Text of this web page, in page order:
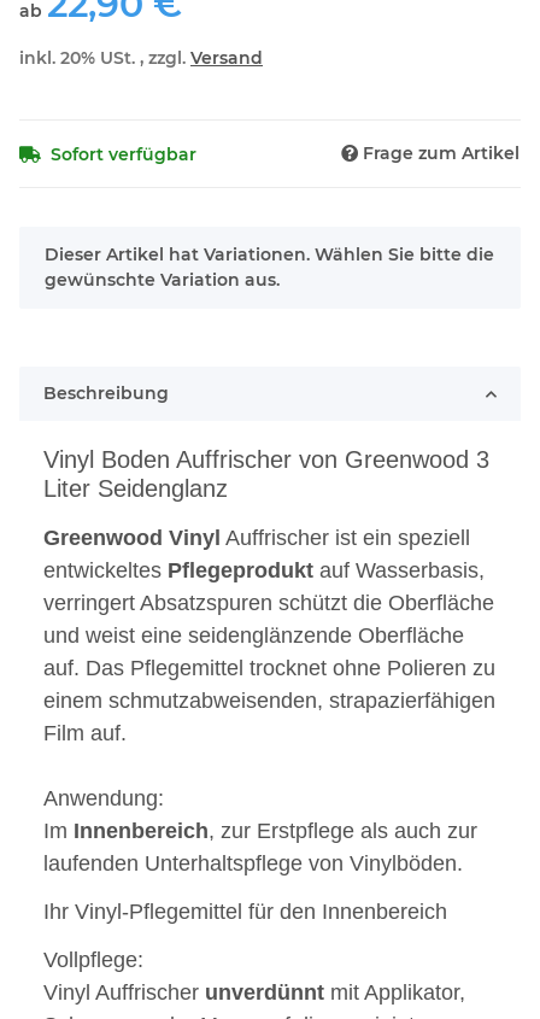
ab
inkl. 20% USt. , zzgl. Versand
Sofort verfügbar Frage zum Artikel
x
Dieser Artikel hat Variationen. Wählen Sie bitte die
gewünschte Variation aus.
Beschreibung
Vinyl Boden Auffrischer von Greenwood 3
Liter Seidenglanz
Greenwood Vinyl Auffrischer ist ein speziell
entwickeltes Pflegeprodukt auf Wasserbasis,
verringert Absatzspuren schützt die Oberfläche
und weist eine seidenglänzende Oberfläche
auf. Das Pflegemittel trocknet ohne Polieren zu
einem schmutzabweisenden, strapazierfähigen
Film auf.
Anwendung:
Im Innenbereich, zur Erstpflege als auch zur
laufenden Unterhaltspflege von Vinylböden.
Ihr Vinyl-Pflegemittel für den Innenbereich
Vollpflege:
Vinyl Auffrischer unverdünnt mit Applikator,